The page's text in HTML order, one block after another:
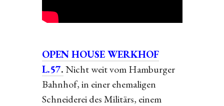
OPEN HOUSE WERKHOF
L.57.Nicht weit vom Hamburger
Bahnhof, in einer ehemaligen
Schneiderei des Militärs, einem